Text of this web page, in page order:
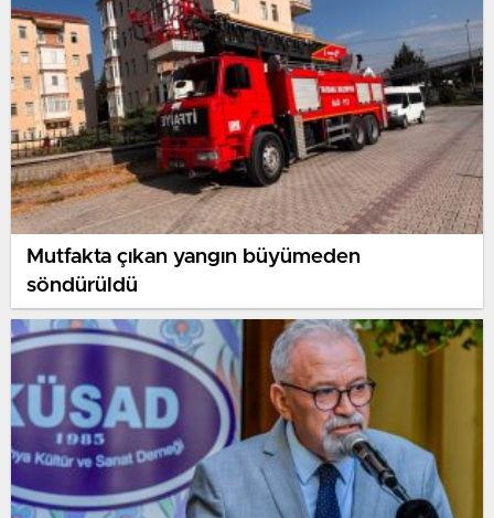
Mutfakta çıkan yangın büyümeden
söndürüldü